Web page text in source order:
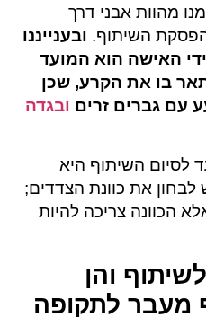
מהוות אבני דרך
השיתוף. ובענייננו
האישה הוא המועד
בו את הקרע, שכן
עם גברים זרים ובגדה
לסיום השיתוף היא
את כוונת הצדדים;
הכוונה צריכה להיות
והן
מעבר לתקופה